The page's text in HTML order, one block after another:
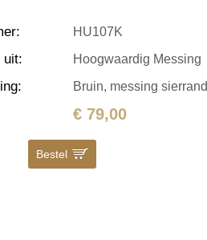
: HU107K
uit: Hoogwaardig Messing
: Bruin, messing sierrand
€ 79,00
Bestel